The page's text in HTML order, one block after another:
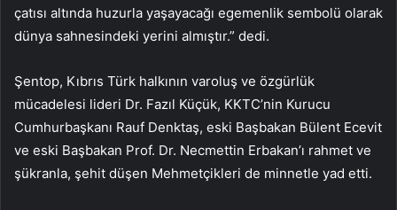
çatısı altında huzurla yaşayacağı egemenlik sembolü olarak
dünya sahnesindeki yerini almıştır.” dedi.
Şentop, Kıbrıs Türk halkının varoluş ve özgürlük
mücadelesi lideri Dr. Fazıl Küçük, KKTC’nin Kurucu
Cumhurbaşkanı Rauf Denktaş, eski Başbakan Bülent Ecevit
ve eski Başbakan Prof. Dr. Necmettin Erbakan’ı rahmet ve
şükranla, şehit düşen Mehmetçikleri de minnetle yad etti.